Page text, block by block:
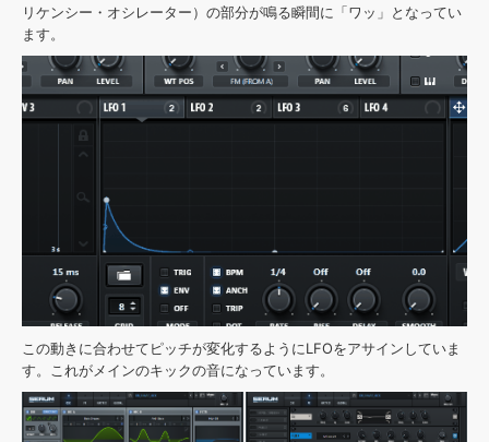
リケンシー・オシレーター）の部分が鳴る瞬間に「ワッ」となってい
ます。
この動きに合わせてピッチが変化するようにLFOをアサインしていま
す。これがメインのキックの音になっています。